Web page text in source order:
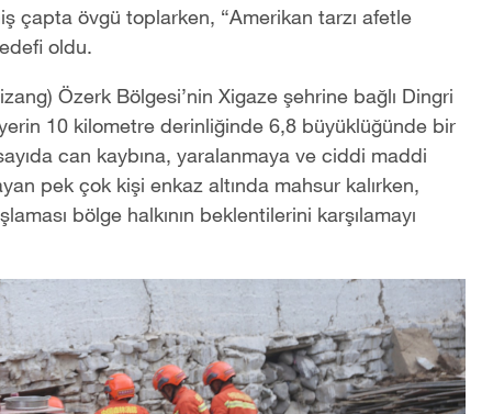
çapta övgü toplarken, “Amerikan tarzı afetle
oldu.
Özerk Bölgesi’nin Xigaze şehrine bağlı Dingri
10 kilometre derinliğinde 6,8 büyüklüğünde bir
can kaybına, yaralanmaya ve ciddi maddi
pek çok kişi enkaz altında mahsur kalırken,
bölge halkının beklentilerini karşılamayı